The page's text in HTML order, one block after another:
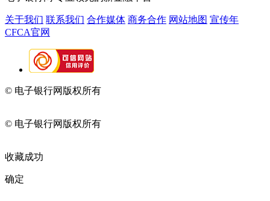
关于我们 联系我们 合作媒体 商务合作 网站地图 宣传年
CFCA官网
© 电子银行网版权所有
© 电子银行网版权所有
收藏成功
确定